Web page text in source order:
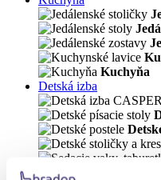
Kuchyňa
Detská izba
Kancelária